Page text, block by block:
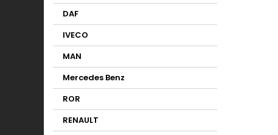
DAF
IVECO
MAN
Mercedes Benz
ROR
RENAULT